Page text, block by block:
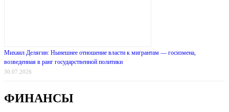
Михаил Делягин: Нынешнее отношение власти к мигрантам — госизмена,
возведенная в ранг государственной политики
30.07.2026
ФИНАНСЫ